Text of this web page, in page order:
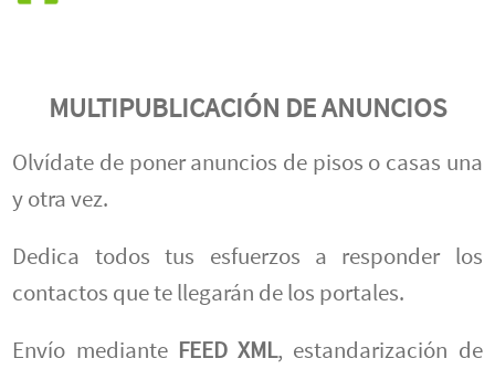
MULTIPUBLICACIÓN DE ANUNCIOS
Olvídate de poner anuncios de pisos o casas una
y otra vez.
Dedica todos tus esfuerzos a responder los
contactos que te llegarán de los portales.
Envío mediante FEED XML, estandarización de